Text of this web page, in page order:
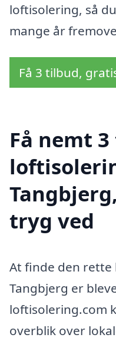
loftisolering, så
mange år
Få 3 tilbud,
Få nemt
tryg ved
At finde den
Tangbjerg er
loftisolering.com
overblik over